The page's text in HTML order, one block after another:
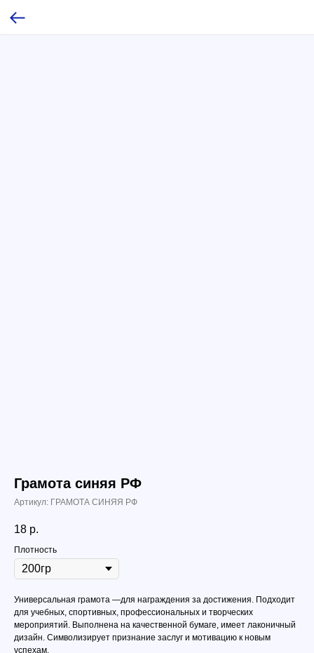
Грамота синяя РФ
Артикул: ГРАМОТА СИНЯЯ РФ
18 р.
Плотность
Универсальная грамота —для награждения за достижения. Подходит
для учебных, спортивных, профессиональных и творческих
мероприятий. Выполнена на качественной бумаге, имеет лаконичный
дизайн. Символизирует признание заслуг и мотивацию к новым
успехам.